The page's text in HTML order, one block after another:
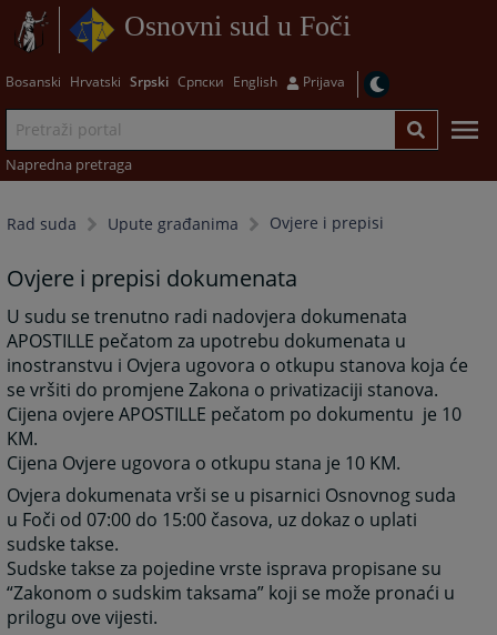
Osnovni sud u Foči
Bosanski Hrvatski Srpski Српски English Prijava
Napredna pretraga
Rad suda Upute građanima Ovjere i prepisi
Ovjere i prepisi dokumenata
U sudu se trenutno radi nadovjera dokumenata
APOSTILLE pečatom za upotrebu dokumenata u
inostranstvu i Ovjera ugovora o otkupu stanova koja će
se vršiti do promjene Zakona o privatizaciji stanova.
Cijena ovjere APOSTILLE pečatom po dokumentu je 10
KM.
Cijena Ovjere ugovora o otkupu stana je 10 KM.
Ovjera dokumenata vrši se u pisarnici Osnovnog suda
u Foči od 07:00 do 15:00 časova, uz dokaz o uplati
sudske takse.
Sudske takse za pojedine vrste isprava propisane su
“Zakonom o sudskim taksama” koji se može pronaći u
prilogu ove vijesti.